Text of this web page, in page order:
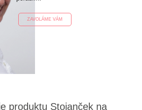
ZAVOLÁME VÁM
produktu Stojanček na